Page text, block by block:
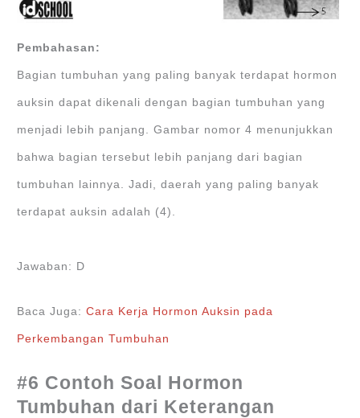
Pembahasan:
Bagian tumbuhan yang paling banyak terdapat hormon
auksin dapat dikenali dengan bagian tumbuhan yang
menjadi lebih panjang. Gambar nomor 4 menunjukkan
bahwa bagian tersebut lebih panjang dari bagian
tumbuhan lainnya. Jadi, daerah yang paling banyak
terdapat auksin adalah (4).
Jawaban: D
Baca Juga:Cara Kerja Hormon Auksin pada
Perkembangan Tumbuhan
#6 Contoh Soal Hormon
Tumbuhan dari Keterangan